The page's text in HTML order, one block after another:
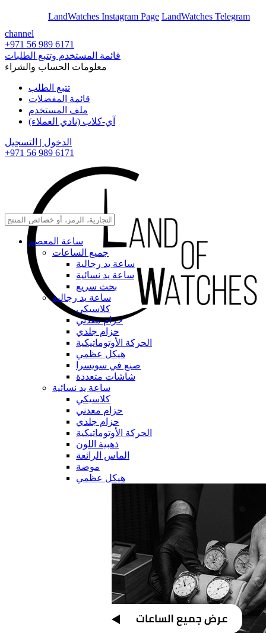
LandWatches Instagram Page LandWatches Telegram
channel
+971 56 989 6171
قائمة المستخدم وتتبع الطلبات
معلومات الحساب والشراء
تتبع الطلب
قائمة المفضلات
ملف المستخدم
آي-كلاب (نادي العملاء)
الدخول | التسجيل
+971 56 989 6171
ساعة المعصم
جميع الساعات
ساعة يد رجالية
ساعة يد نسائية
بحث سريع
ساعة يد رجالية
كلاسيكي
حزام معدني
حزام جلدي
الحركة الأوتوماتيكية
هيكل عظمي
صنع في سويسرا
شاشات متعددة
ساعة يد نسائية
كلاسيكي
حزام معدني
حزام جلدي
الحركة الأوتوماتيكية
ذهبية اللون
الماس الرائعة
موضة
هيكل عظمي